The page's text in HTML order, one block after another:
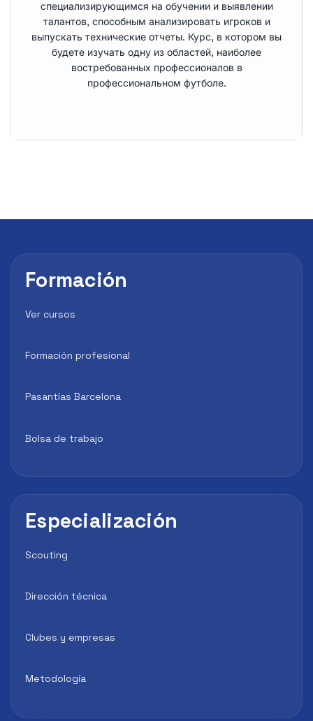
специализирующимся на обучении и выявлении
талантов, способным анализировать игроков и
выпускать технические отчеты. Курс, в котором вы
будете изучать одну из областей, наиболее
востребованных профессионалов в
профессиональном футболе.
Formación
Ver cursos
Formación profesional
Pasantías Barcelona
Bolsa de trabajo
Especialización
Scouting
Dirección técnica
Clubes y empresas
Metodología